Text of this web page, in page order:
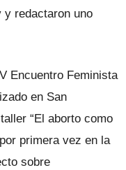
y redactaron uno
Encuentro Feminista
en San
“El aborto como
primera vez en la
sobre